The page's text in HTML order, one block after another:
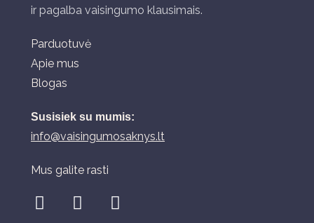
ir pagalba vaisingumo klausimais.
Parduotuvė
Apie mus
Blogas
Susisiek su mumis:
info@vaisingumosaknys.lt
Mus galite rasti
F
I
Y